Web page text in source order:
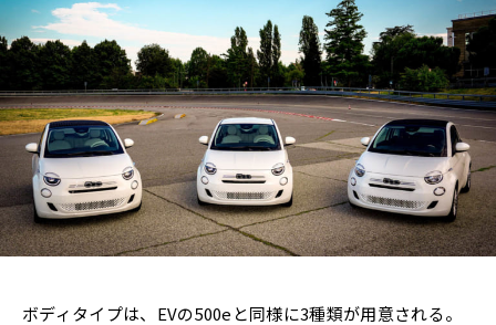
ボディタイプは、EVの500eと同様に3種類が用意される。